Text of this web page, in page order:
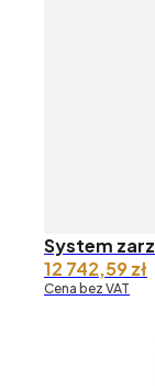
System
12 742,59zł
Cena bez VAT